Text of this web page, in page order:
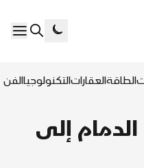
الطاقةالعقاراتالتكنولوجياالفن
الدمام إلى